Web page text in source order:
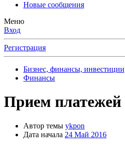
Новые сообщения
Меню
Вход
Регистрация
Бизнес, финансы,
Финансы
Прием платежей
Автор темы ykpon
Дата начала 24 Май 2016